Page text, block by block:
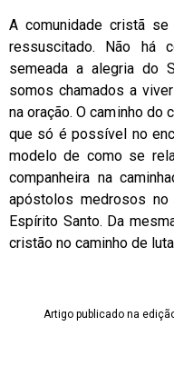
A comunidade cristã
ressuscitado. Não há
semeada a alegria do
somos chamados a
na oração. O caminho do
que só é possível no
modelo de como se
companheira na
apóstolos medrosos
Espírito Santo. Da
cristão no caminho de
Artigo publicado na